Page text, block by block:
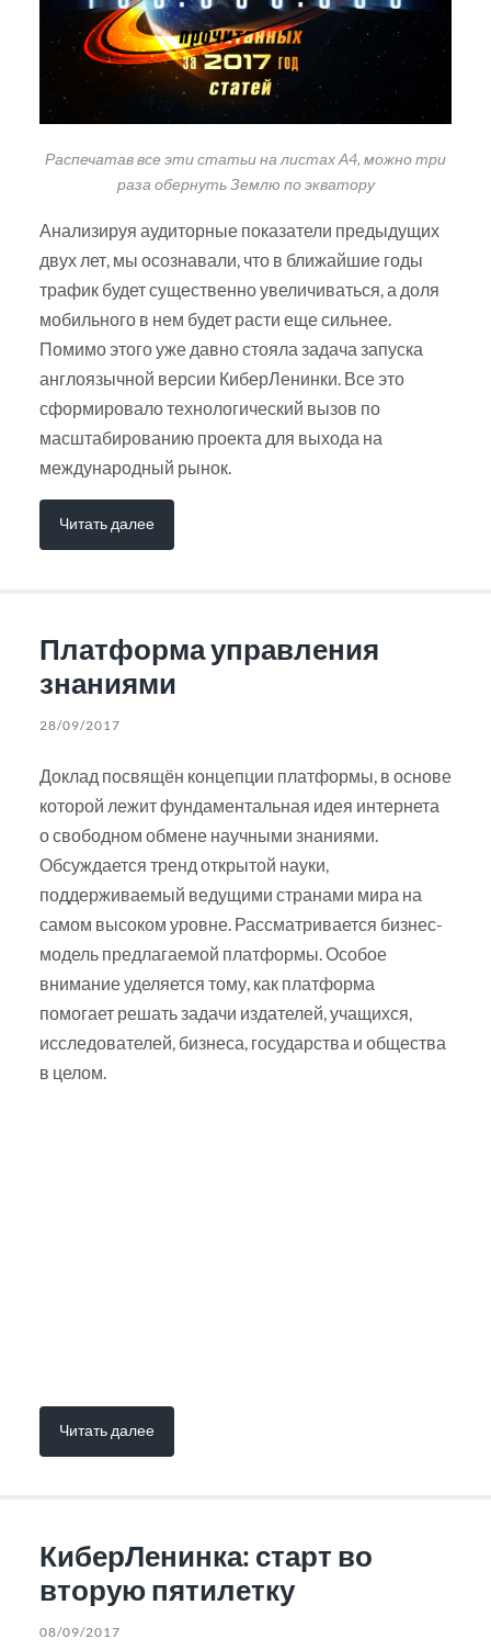
Распечатав все эти статьи на листах А4, можно три
раза обернуть Землю по экватору
Анализируя аудиторные показатели предыдущих
двух лет, мы осознавали, что в ближайшие годы
трафик будет существенно увеличиваться, а доля
мобильного в нем будет расти еще сильнее.
Помимо этого уже давно стояла задача запуска
англоязычной версии КиберЛенинки. Все это
сформировало технологический вызов по
масштабированию проекта для выхода на
международный рынок.
Читать далее
Платформа управления
знаниями
28/09/2017
Доклад посвящён концепции платформы, в основе
которой лежит фундаментальная идея интернета
о свободном обмене научными знаниями.
Обсуждается тренд открытой науки,
поддерживаемый ведущими странами мира на
самом высоком уровне. Рассматривается бизнес-
модель предлагаемой платформы. Особое
внимание уделяется тому, как платформа
помогает решать задачи издателей, учащихся,
исследователей, бизнеса, государства и общества
в целом.
Читать далее
КиберЛенинка: старт во
вторую пятилетку
08/09/2017